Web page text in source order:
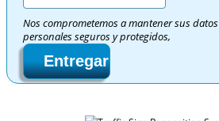
Nos comprometemos a mantener sus datos
personales seguros y protegidos,
Entregar